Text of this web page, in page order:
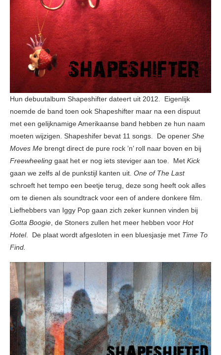
Hun debuutalbum Shapeshifter dateert uit 2012. Eigenlijk
noemde de band toen ook Shapeshifter maar na een dispuut
met een gelijknamige Amerikaanse band hebben ze hun naam
moeten wijzigen. Shapeshifer bevat 11 songs. De opener She
Moves Me brengt direct de pure rock ’n’ roll naar boven en bij
Freewheeling gaat het er nog iets steviger aan toe. Met Kick
gaan we zelfs al de punkstijl kanten uit. One of The Last
schroeft het tempo een beetje terug, deze song heeft ook alles
om te dienen als soundtrack voor een of andere donkere film.
Liefhebbers van Iggy Pop gaan zich zeker kunnen vinden bij
Gotta Boogie, de Stoners zullen het meer hebben voor Hot
Hotel. De plaat wordt afgesloten in een bluesjasje met Time To
Find.